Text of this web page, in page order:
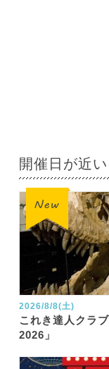
開催日が近
2026/8/8(土)
これき達人クラ
2026」